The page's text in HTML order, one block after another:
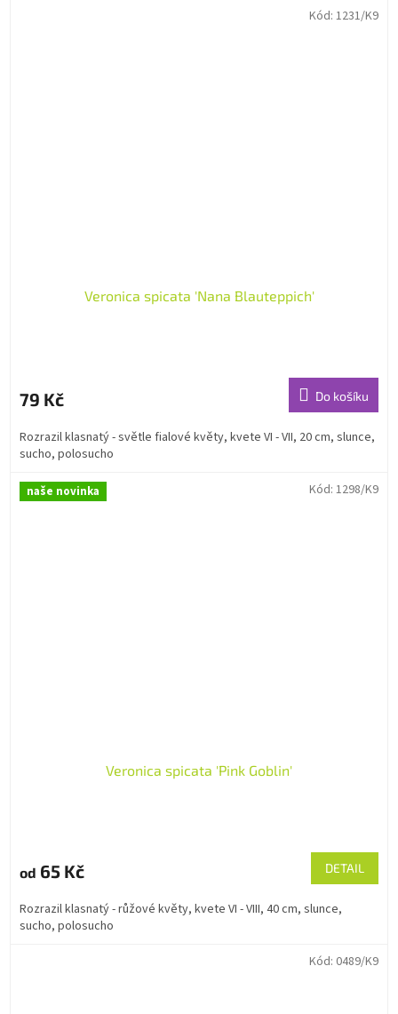
Veronica spicata 'Nana Blauteppich'
79 Kč Do košíku
Rozrazil klasnatý - světle fialové květy, kvete VI - VII, 20 cm, slunce,
sucho, polosucho
Kód: 1231/K9
naše novinka
Veronica spicata 'Pink Goblin'
od 65 Kč DETAIL
Rozrazil klasnatý - růžové květy, kvete VI - VIII, 40 cm, slunce,
sucho, polosucho
Kód: 1298/K9
Kód: 0489/K9